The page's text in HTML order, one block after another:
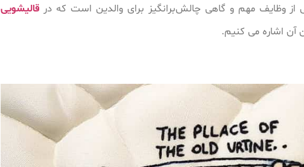
از وظایف مهم و گاهی چالش‌برانگیز برای والدین است که در قالیشویی
اشاره می کنیم.